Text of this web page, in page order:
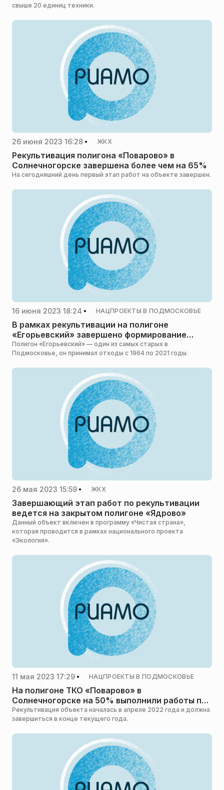
свыше 20 единиц техники.
26 июня 2023 16:28 ЖКХ
Рекультивация полигона «Поварово» в
Солнечногорске завершена более чем на 65%
На сегодняшний день первый этап работ на объекте завершен.
16 июня 2023 18:24 НАЦПРОЕКТЫ В ПОДМОСКОВЬЕ
В рамках рекультивации на полигоне
«Егорьевский» завершено формирование
свалочного тела
Полигон «Егорьевский» — один из самых старых в
Подмосковье, он принимал отходы с 1964 по 2021 годы.
26 мая 2023 15:59 ЖКХ
Завершающий этап работ по рекультивации
ведется на закрытом полигоне «Ядрово»
Данный объект включен в программу «Чистая страна»,
которая проводится в рамках национального проекта
«Экология».
11 мая 2023 17:29 НАЦПРОЕКТЫ В ПОДМОСКОВЬЕ
На полигоне ТКО «Поварово» в
Солнечногорске на 50% выполнили работы по
рекультивации
Рекультивация объекта началась в апреле 2022 года и должна
завершиться в конце текущего года.